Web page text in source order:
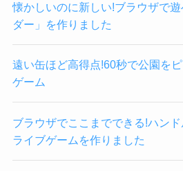
懐かしいのに新しい!ブラウザで
ダー」を作りました
遠い缶ほど高得点!60秒で公園を
ゲーム
ブラウザでここまでできる!ハン
ライブゲームを作りました